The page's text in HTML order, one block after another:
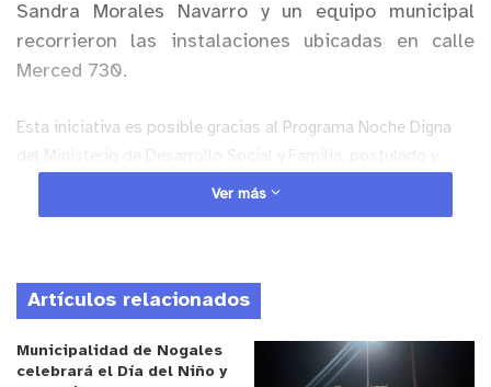
Sandra Morales Navarro y un equipo municipal
recorrieron las instalaciones ubicadas en calle
Merced 730.
Esta iniciativa es posible gracias al Programa Noche Digna
adjudicado por el Municipio. Estos recursos
permiten ejecutar los dispositivos Ruta Social y Albergue 24
de aseo e indumentaria personal (ropa de abrigo) en los
almuerzo, cena, alojamiento, útiles de aseo personal y ropa
Ver más
Artículos relacionados
Municipalidad de Nogales
celebrará el Día del Niño y